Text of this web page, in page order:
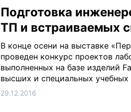
Подготовка
ТП и встраиваемых
В конце осени на выставке
проведен конкурс проектов
выполненных на базе изделий
высших и специальных учебных
29.12.2016